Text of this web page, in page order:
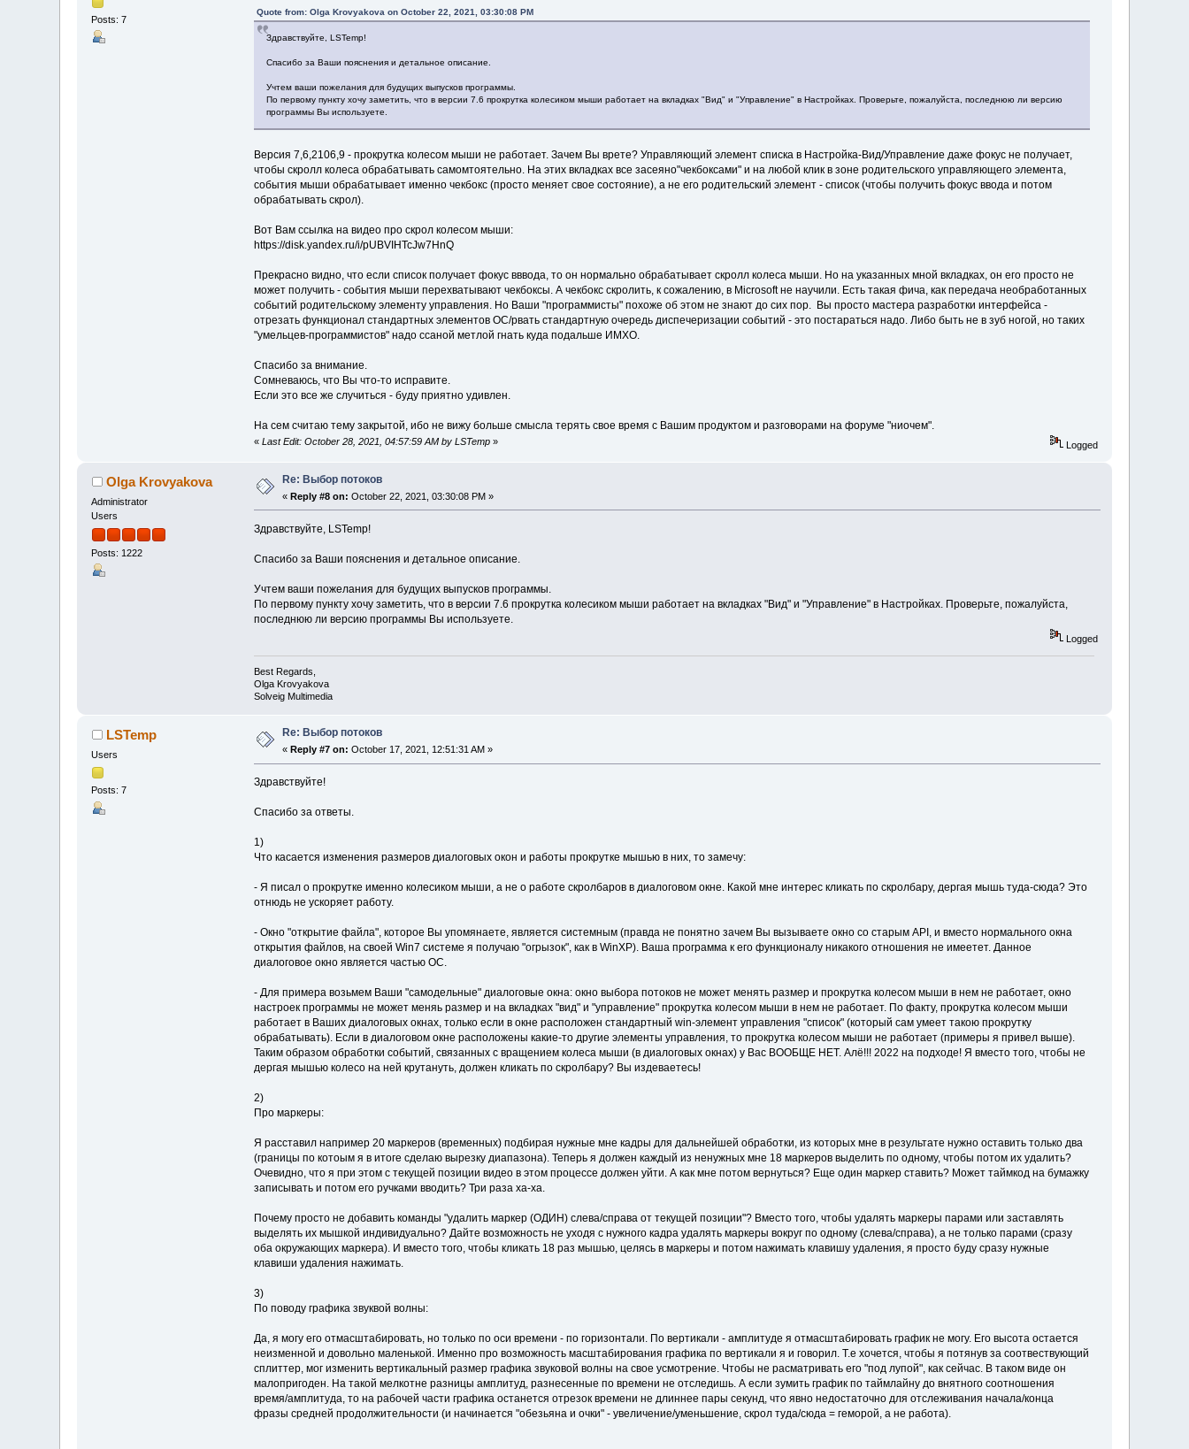
Posts: 7
Quote from: Olga Krovyakova on October 22, 2021, 03:30:08 PM
Здравствуйте, LSTemp!
Спасибо за Ваши пояснения и детальное описание.
Учтем ваши пожелания для будущих выпусков программы.
По первому пункту хочу заметить, что в версии 7.6 прокрутка колесиком мыши работает на вкладках "Вид" и "Управление" в Настройках. Проверьте, пожалуйста, последнюю ли версию
программы Вы используете.
Версия 7,6,2106,9 - прокрутка колесом мыши не работает. Зачем Вы врете? Управляющий элемент списка в Настройка-Вид/Управление даже фокус не получает,
чтобы скролл колеса обрабатывать самомтоятельно. На этих вкладках все засеяно"чекбоксами" и на любой клик в зоне родительского управляющего элемента,
события мыши обрабатывает именно чекбокс (просто меняет свое состояние), а не его родительский элемент - список (чтобы получить фокус ввода и потом
обрабатывать скрол).
Вот Вам ссылка на видео про скрол колесом мыши:
https://disk.yandex.ru/i/pUBVIHTcJw7HnQ
Прекрасно видно, что если список получает фокус вввода, то он нормально обрабатывает скролл колеса мыши. Но на указанных мной вкладках, он его просто не
может получить - события мыши перехватывают чекбоксы. А чекбокс скролить, к сожалению, в Microsoft не научили. Есть такая фича, как передача необработанных
событий родительскому элементу управления. Но Ваши "программисты" похоже об этом не знают до сих пор. Вы просто мастера разработки интерфейса -
отрезать функционал стандартных элементов ОС/рвать стандартную очередь диспечеризации событий - это постараться надо. Либо быть не в зуб ногой, но таких
"умельцев-программистов" надо ссаной метлой гнать куда подальше ИМХО.
Спасибо за внимание.
Сомневаюсь, что Вы что-то исправите.
Если это все же случиться - буду приятно удивлен.
На сем считаю тему закрытой, ибо не вижу больше смысла терять свое время с Вашим продуктом и разговорами на форуме "ниочем".
« Last Edit: October 28, 2021, 04:57:59 AM by LSTemp» Logged
Olga Krovyakova
Administrator
Users
Posts: 1222
Re: Выбор потоков
«Reply #8 on: October 22, 2021, 03:30:08 PM »
Здравствуйте, LSTemp!
Спасибо за Ваши пояснения и детальное описание.
Учтем ваши пожелания для будущих выпусков программы.
По первому пункту хочу заметить, что в версии 7.6 прокрутка колесиком мыши работает на вкладках "Вид" и "Управление" в Настройках. Проверьте, пожалуйста,
последнюю ли версию программы Вы используете.
Logged
Best Regards,
Olga Krovyakova
Solveig Multimedia
LSTemp
Users
Posts: 7
Re: Выбор потоков
«Reply #7 on: October 17, 2021, 12:51:31 AM »
Здравствуйте!
Спасибо за ответы.
1)
Что касается изменения размеров диалоговых окон и работы прокрутке мышью в них, то замечу:
- Я писал о прокрутке именно колесиком мыши, а не о работе скролбаров в диалоговом окне. Какой мне интерес кликать по скролбару, дергая мышь туда-сюда? Это
отнюдь не ускоряет работу.
- Окно "открытие файла", которое Вы упомянаете, является системным (правда не понятно зачем Вы вызываете окно со старым API, и вместо нормального окна
открытия файлов, на своей Win7 системе я получаю "огрызок", как в WinXP). Ваша программа к его функционалу никакого отношения не имеетет. Данное
диалоговое окно является частью ОС.
- Для примера возьмем Ваши "самодельные" диалоговые окна: окно выбора потоков не может менять размер и прокрутка колесом мыши в нем не работает, окно
настроек программы не может меняь размер и на вкладках "вид" и "управление" прокрутка колесом мыши в нем не работает. По факту, прокрутка колесом мыши
работает в Ваших диалоговых окнах, только если в окне расположен стандартный win-элемент управления "список" (который сам умеет такою прокрутку
обрабатывать). Если в диалоговом окне расположены какие-то другие элементы управления, то прокрутка колесом мыши не работает (примеры я привел выше).
Таким образом обработки событий, связанных с вращением колеса мыши (в диалоговых окнах) у Вас ВООБЩЕ НЕТ. Алё!!! 2022 на подходе! Я вместо того, чтобы не
дергая мышью колесо на ней крутануть, должен кликать по скролбару? Вы издеваетесь!
2)
Про маркеры:
Я расставил например 20 маркеров (временных) подбирая нужные мне кадры для дальнейшей обработки, из которых мне в результате нужно оставить только два
(границы по котоым я в итоге сделаю вырезку диапазона). Теперь я должен каждый из ненужных мне 18 маркеров выделить по одному, чтобы потом их удалить?
Очевидно, что я при этом с текущей позиции видео в этом процессе должен уйти. А как мне потом вернуться? Еще один маркер ставить? Может таймкод на бумажку
записывать и потом его ручками вводить? Три раза ха-ха.
Почему просто не добавить команды "удалить маркер (ОДИН) слева/справа от текущей позиции"? Вместо того, чтобы удалять маркеры парами или заставлять
выделять их мышкой индивидуально? Дайте возможность не уходя с нужного кадра удалять маркеры вокруг по одному (слева/справа), а не только парами (сразу
оба окружающих маркера). И вместо того, чтобы кликать 18 раз мышью, целясь в маркеры и потом нажимать клавишу удаления, я просто буду сразу нужные
клавиши удаления нажимать.
3)
По поводу графика звуквой волны:
Да, я могу его отмасштабировать, но только по оси времени - по горизонтали. По вертикали - амплитуде я отмасштабировать график не могу. Его высота остается
неизменной и довольно маленькой. Именно про возможность масштабирования графика по вертикали я и говорил. Т.е хочется, чтобы я потянув за соотвествующий
сплиттер, мог изменить вертикальный размер графика звуковой волны на свое усмотрение. Чтобы не расматривать его "под лупой", как сейчас. В таком виде он
малопригоден. На такой мелкотне разницы амплитуд, разнесенные по времени не отследишь. А если зумить график по таймлайну до внятного соотношения
время/амплитуда, то на рабочей части графика останется отрезок времени не длиннее пары секунд, что явно недостаточно для отслеживания начала/конца
фразы средней продолжительности (и начинается "обезьяна и очки" - увеличение/уменьшение, скрол туда/сюда = геморой, а не работа).